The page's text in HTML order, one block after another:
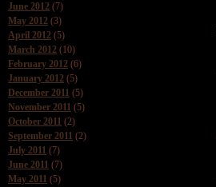
June 2012 (7)
May 2012 (3)
April 2012 (5)
March 2012 (10)
February 2012 (6)
January 2012 (5)
December 2011 (5)
November 2011 (5)
October 2011 (2)
September 2011 (2)
July 2011 (7)
June 2011 (7)
May 2011 (5)